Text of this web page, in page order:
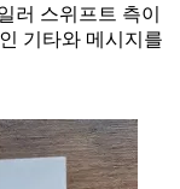
러 스위프트 측이
기타와 메시지를